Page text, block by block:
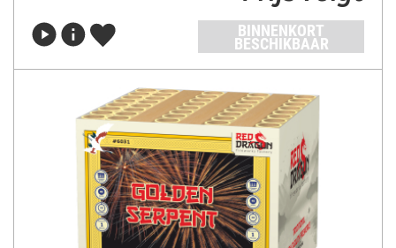
BINNENKORT
BESCHIKBAAR